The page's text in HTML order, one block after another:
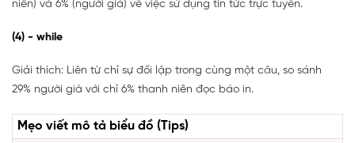
niên) và 6% (người già) về việc sử dụng tin tức trực tuyến.
(4) - while
Giải thích: Liên từ chỉ sự đối lập trong cùng một câu, so sánh
29% người già với chỉ 6% thanh niên đọc báo in.
Mẹo viết mô tả biểu đồ (Tips)